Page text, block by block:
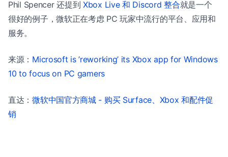
Phil Spencer 还提到 Xbox Live 和 Discord 整合就是一个
很好的例子，微软正在考虑 PC 玩家中流行的平台、应用和
服务。
来源： Microsoft is ’reworking’ its Xbox app for Windows
10 to focus on PC gamers
直达：微软中国官方商城 - 购买 Surface、Xbox 和配件促
销